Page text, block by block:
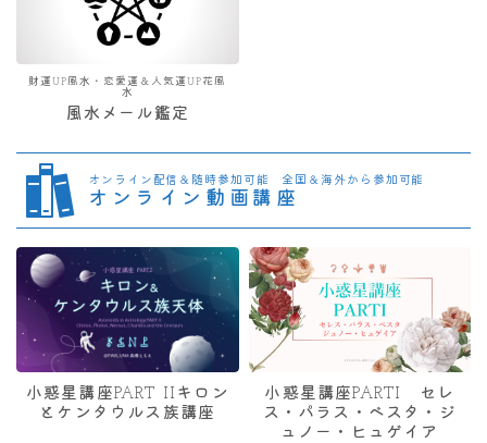
財運UP風水・恋愛運＆人気運UP花風
水
風水メール鑑定
オンライン配信＆随時参加可能 全国＆海外から参加可能
オンライン動画講座
小惑星講座PART IIキロン
とケンタウルス族講座
小惑星講座PARTI セレ
ス・パラス・ベスタ・ジ
ュノー・ヒュゲイア